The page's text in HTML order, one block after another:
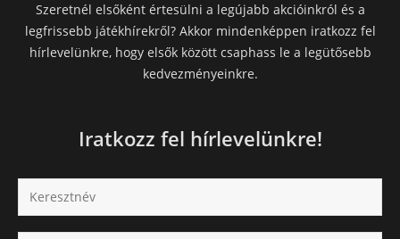
Szeretnél elsőként értesülni a legújabb akcióinkról és a
legfrissebb játékhírekről? Akkor mindenképpen iratkozz fel
hírlevelünkre, hogy elsők között csaphass le a legütősebb
kedvezményeinkre.
Iratkozz fel hírlevelünkre!